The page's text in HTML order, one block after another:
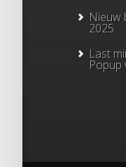
Nieuw
2025
Last
Popup